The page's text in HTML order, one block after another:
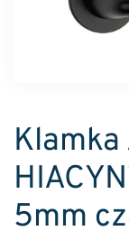
Klamka
5mm